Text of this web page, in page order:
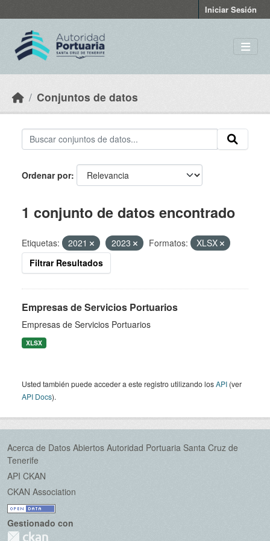
Iniciar Sesión
Conjuntos de datos
Ordenar por
1 conjunto de datos encontrado
Etiquetas: 2021 2023 Formatos:
XLSX
Filtrar Resultados
Empresas de Servicios Portuarios
Empresas de Servicios Portuarios
XLSX
Usted también puede acceder a este registro utilizando losAPI (ver
API Docs).
Acerca de Datos Abiertos Autoridad Portuaria Santa Cruz de
Tenerife
API CKAN
CKAN Association
Gestionado con